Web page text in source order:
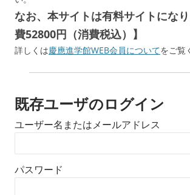
なお、本サイトは有料サイトにな
費52800円（消費税込）】
詳しくは慶應進学館WEB会員についてをご覧
既存ユーザのログイン
ユーザー名またはメールアドレス
パスワード